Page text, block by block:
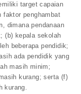
target capaian
faktor penghambat
dimana pendanaan
(b) kepala sekolah
beberapa pendidik;
ada pendidik yang
masih minim;
kurang; serta (f)
kurang.